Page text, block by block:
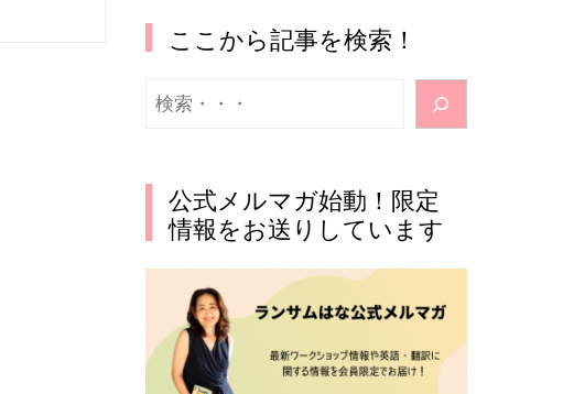
ここから記事を検索！
索
公式メルマガ始動！限定
情報をお送りしています